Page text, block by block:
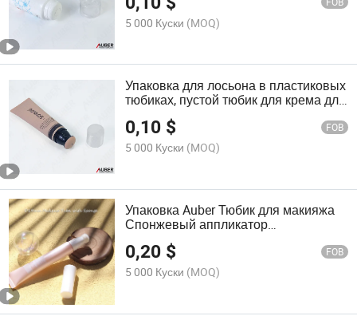
5 000 Куски (MOQ)
Упаковка для лосьона в пластиковых
тюбиках, пустой тюбик для крема для
0,10 $ FOB
5 000 Куски (MOQ)
Упаковка Auber Тюбик для макияжа
Спонжевый аппликатор
Косметическая трубка
0,20 $ FOB
5 000 Куски (MOQ)